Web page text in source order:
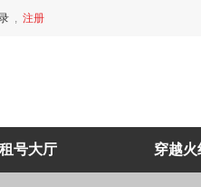
, 注册
租号大厅 穿越火